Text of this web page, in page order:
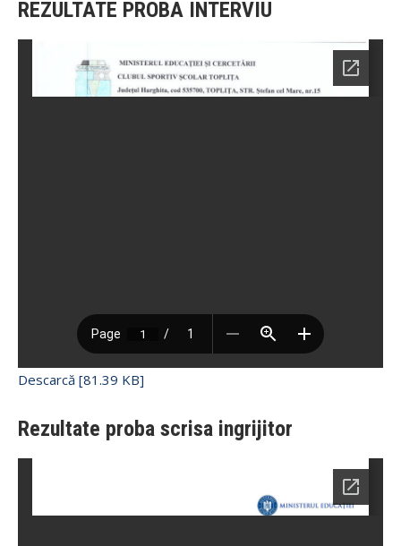
REZULTATE PROBA INTERVIU
Descarcă [81.39 KB]
Rezultate proba scrisa ingrijitor